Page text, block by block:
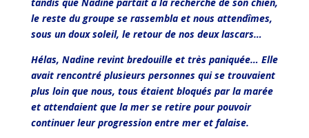
le reste du groupe se rassembla et nous attendîmes,
sous un doux soleil, le retour de nos deux lascars…
Hélas, Nadine revint bredouille et très paniquée… Elle
avait rencontré plusieurs personnes qui se trouvaient
plus loin que nous, tous étaient bloqués par la marée
et attendaient que la mer se retire pour pouvoir
continuer leur progression entre mer et falaise.